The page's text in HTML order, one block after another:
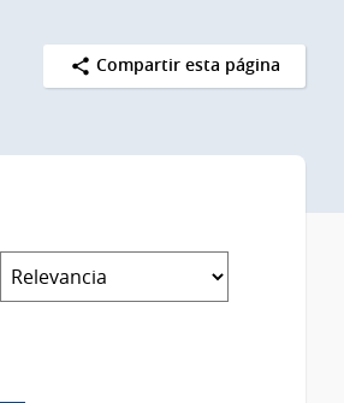
Compartir esta página